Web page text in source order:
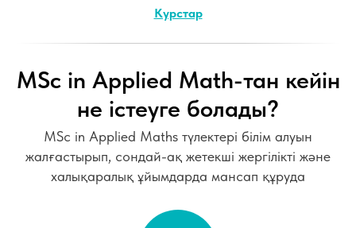
Курстар
MSc in Applied Math-тан кейін
не істеуге болады?
MSc in Applied Maths түлектері білім алуын
жалғастырып, сондай-ақ жетекші жергілікті және
халықаралық ұйымдарда мансап құруда